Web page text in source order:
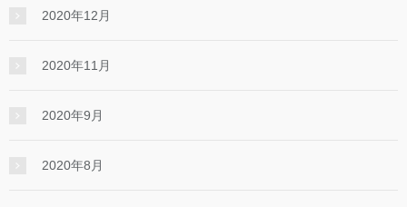
2020年12月
2020年11月
2020年9月
2020年8月